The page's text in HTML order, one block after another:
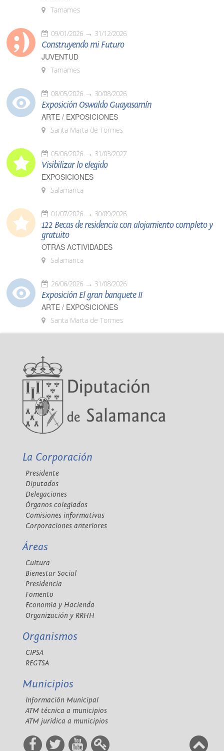
Tamames
09/01/2026 31/12/2026
Construyendo mi Futuro
JUVENTUD
Tamames
08/05/2026 30/08/2026
Exposición Oswaldo Guayasamín
ARTE / EXPOSICIONES
Santa Marta de Tormes
05/06/2026 31/03/2027
Visibilizar lo elegido
EXPOSICIONES
Salamanca
01/07/2026 30/09/2026
122 Becas de residencia con alojamiento completo y
gratuito
OTRAS ACTIVIDADES
Salamanca
26/06/2026 31/08/2026
Exposición El gran banquete II
ARTE / EXPOSICIONES
Santa Marta de Tormes
La Corporación
Presidente
Diputados
Delegaciones
Órganos colegiados
Comisiones informativas
Corporaciones anteriores
Áreas
Cultura
Bienestar Social
Presidencia
Fomento
Economía y Hacienda
Organización y RRHH
Organismos
CIPSA
REGTSA
Municipios
Información Municipal
ATM técnica a municipios
ATM jurídica a municipios